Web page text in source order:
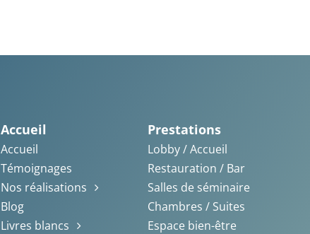
Accueil
Accueil
Témoignages
Nos réalisations
Blog
Livres blancs
Prestations
Lobby / Accueil
Restauration / Bar
Salles de séminaire
Chambres / Suites
Espace bien-être